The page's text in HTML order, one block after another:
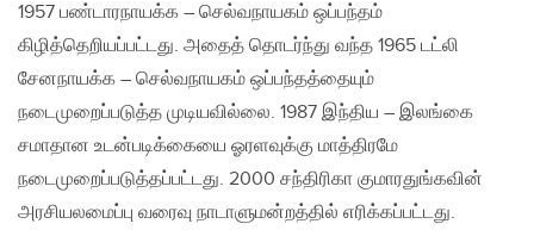
1957 பண்டாரநாயக்க – செல்வநாயகம் ஒப்பந்தம்
கிழித்தெறியப்பட்டது. அதைத் தொடர்ந்து வந்த 1965 டட்லி
சேனநாயக்க – செல்வநாயகம் ஒப்பந்தத்தையும்
நடைமுறைப்படுத்த முடியவில்லை. 1987 இந்திய – இலங்கை
சமாதான உடன்படிக்கையை ஓரளவுக்கு மாத்திரமே
நடைமுறைப்படுத்தப்பட்டது. 2000 சந்திரிகா குமாரதுங்கவின்
அரசியலமைப்பு வரைவு நாடாளுமன்றத்தில் எரிக்கப்பட்டது.